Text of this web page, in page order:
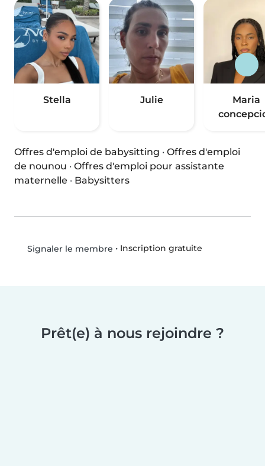
Stella Julie
Maria
Offres d'emploi de babysitting · Offres d'emploi
de nounou · Offres d'emploi pour assistante
maternelle · Babysitters
Signaler le membre • Inscription gratuite
Prêt(e) à nous rejoindre ?